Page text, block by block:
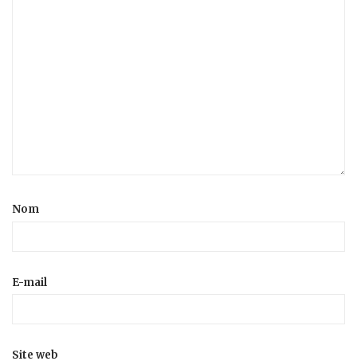
Nom
E-mail
Site web